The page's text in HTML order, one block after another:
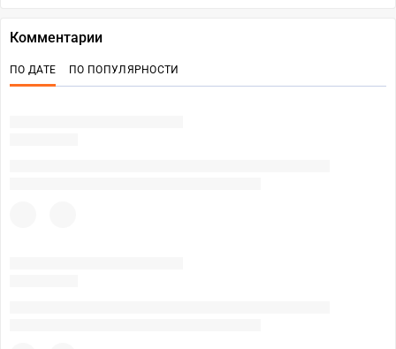
Комментарии
ПО ДАТЕ ПО ПОПУЛЯРНОСТИ